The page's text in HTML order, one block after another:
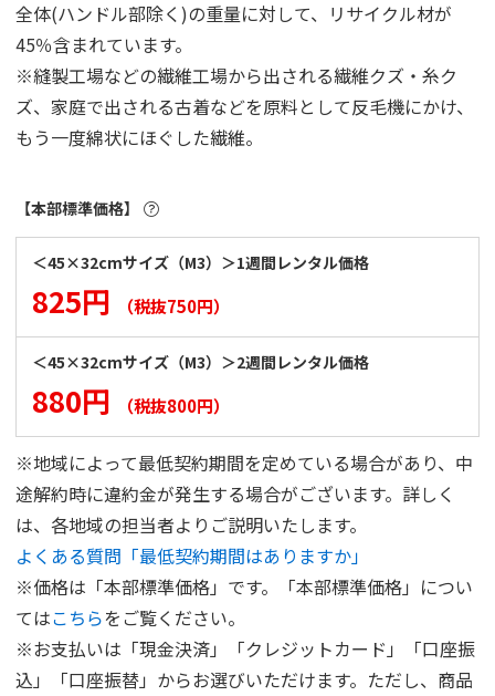
全体(ハンドル部除く)の重量に対して、リサイクル材が
45％含まれています。
※縫製工場などの繊維工場から出される繊維クズ・糸ク
ズ、家庭で出される古着などを原料として反毛機にかけ、
もう一度綿状にほぐした繊維。
【本部標準価格】
＜45×32cmサイズ（M3）＞1週間レンタル価格
825円 （税抜750円）
＜45×32cmサイズ（M3）＞2週間レンタル価格
880円 （税抜800円）
※地域によって最低契約期間を定めている場合があり、中
途解約時に違約金が発生する場合がございます。詳しく
は、各地域の担当者よりご説明いたします。
よくある質問「最低契約期間はありますか」
※価格は「本部標準価格」です。「本部標準価格」につい
てはこちらをご覧ください。
※お支払いは「現金決済」「クレジットカード」「口座振
込」「口座振替」からお選びいただけます。ただし、商品